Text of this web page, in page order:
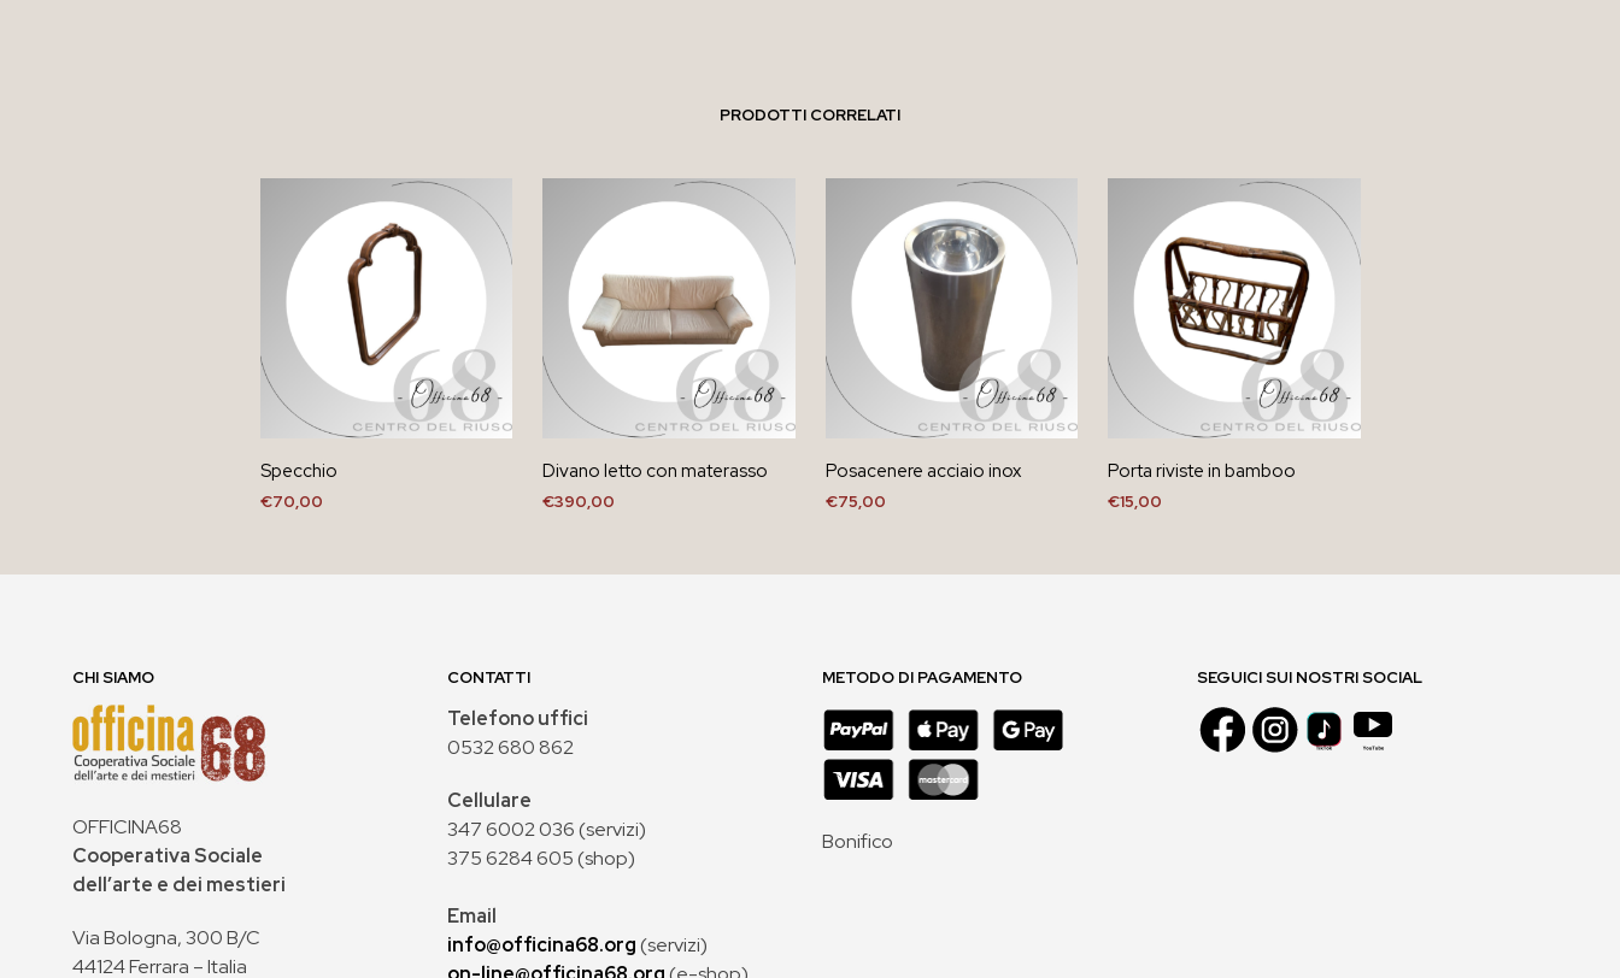
PRODOTTI CORRELATI
Specchio
€70,00
Divano letto con materasso
€390,00
Posacenere acciaio inox
€75,00
Porta riviste in bamboo
€15,00
CHI SIAMO
OFFICINA68
Cooperativa Sociale
dell’arte e dei mestieri
Via Bologna, 300 B/C
44124 Ferrara – Italia
CONTATTI
Telefono uffici
0532 680 862
Cellulare
347 6002 036 (servizi)
375 6284 605 (shop)
Email
info@officina68.org(servizi)
METODO DI PAGAMENTO
Bonifico
SEGUICI SUI NOSTRI SOCIAL